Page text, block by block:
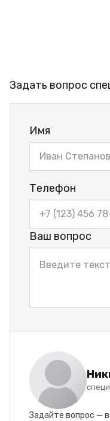
Задать вопрос
Имя
Телефон
Ваш вопрос
Задайте вопрос —